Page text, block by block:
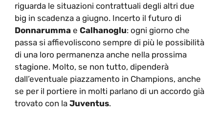
riguarda le situazioni contrattuali degli altri due
big in scadenza a giugno. Incerto il futuro di
Donnarumma e Calhanoglu: ogni giorno che
passa si affievoliscono sempre di più le possibilità
di una loro permanenza anche nella prossima
stagione. Molto, se non tutto, dipenderà
dall’eventuale piazzamento in Champions, anche
se per il portiere in molti parlano di un accordo già
trovato con la Juventus.